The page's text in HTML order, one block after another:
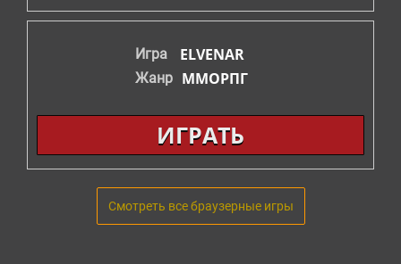
Игра ELVENAR
Жанр ММОРПГ
ИГРАТЬ
Смотреть все браузерные игры